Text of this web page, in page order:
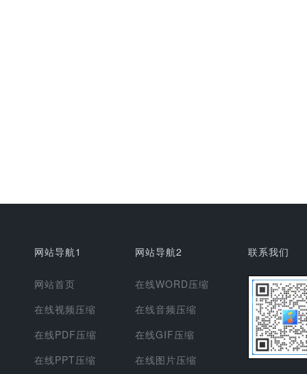
网站导航1
网站首页
在线视频压缩
在线PDF压缩
在线PPT压缩
网站导航2
在线WORD压缩
在线音频压缩
在线GIF压缩
在线图片压缩
联系我们